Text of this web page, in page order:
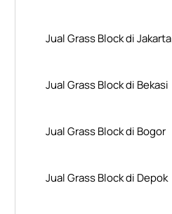
Jual Grass Block di Jakarta
Jual Grass Block di Bekasi
Jual Grass Block di Bogor
Jual Grass Block di Depok